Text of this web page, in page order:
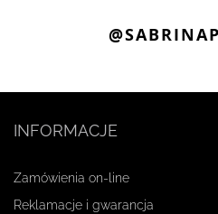
INFORMACJE
Zamówienia on-line
Reklamacje i gwarancja